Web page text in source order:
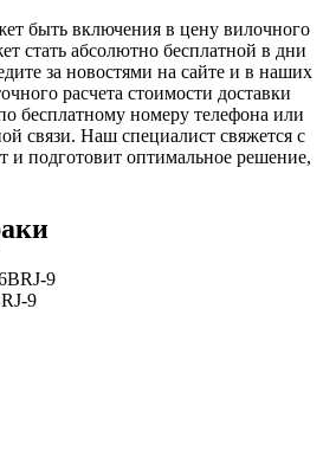
быть включения в цену вилочного
стать абсолютно бесплатной в дни
за новостями на сайте и в наших
расчета стоимости доставки
бесплатному номеру телефона или
связи. Наш специалист свяжется с
и подготовит оптимальное решение,
9